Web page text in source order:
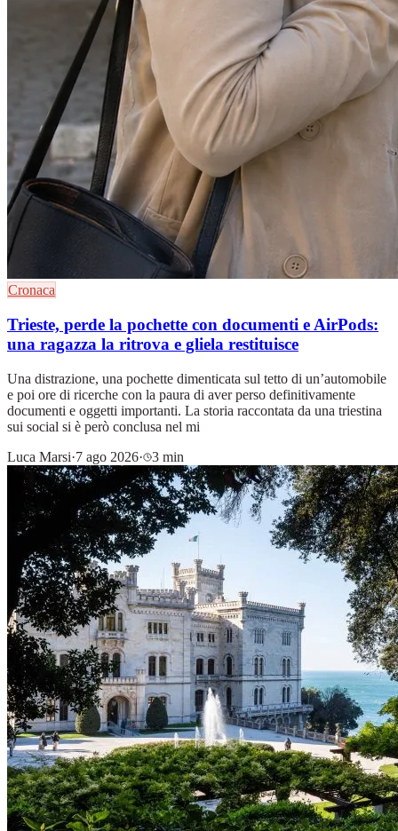
Cronaca
Trieste, perde la pochette con documenti e AirPods:
una ragazza la ritrova e gliela restituisce
Una distrazione, una pochette dimenticata sul tetto di un’automobile
e poi ore di ricerche con la paura di aver perso definitivamente
documenti e oggetti importanti. La storia raccontata da una triestina
sui social si è però conclusa nel mi
Luca Marsi·7 ago 2026· 3 min